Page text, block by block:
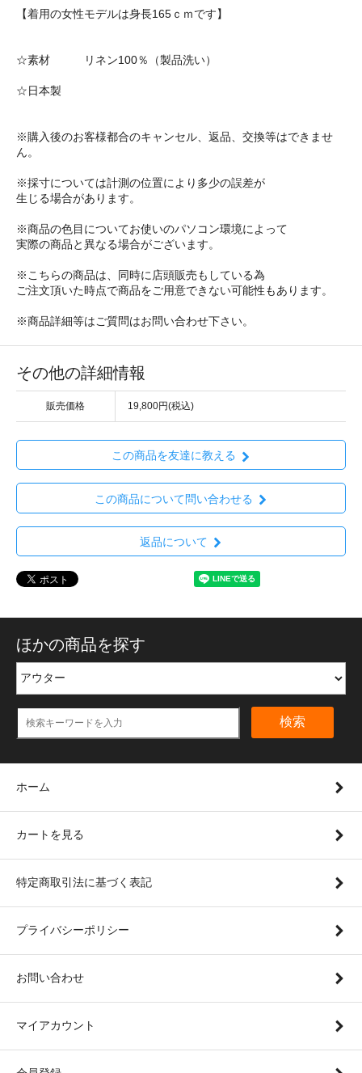
【着用の女性モデルは身長165ｃｍです】
☆素材 リネン100％（製品洗い）
☆日本製
※購入後のお客様都合のキャンセル、返品、交換等はできませ
ん。
※採寸については計測の位置により多少の誤差が
生じる場合があります。
※商品の色目についてお使いのパソコン環境によって
実際の商品と異なる場合がございます。
※こちらの商品は、同時に店頭販売もしている為
ご注文頂いた時点で商品をご用意できない可能性もあります。
※商品詳細等はご質問はお問い合わせ下さい。
その他の詳細情報
販売価格 19,800円(税込)
この商品を友達に教える
この商品について問い合わせる
返品について
ほかの商品を探す
検索
ホーム
カートを見る
特定商取引法に基づく表記
プライバシーポリシー
お問い合わせ
マイアカウント